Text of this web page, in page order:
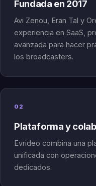
Fundada en 2017
Avi Zenou, Eran Tal y
experiencia en SaaS,
avanzada para hacer
los broadcasters.
02
Plataforma y
Evrideo combina una
unificada con
dedicados.